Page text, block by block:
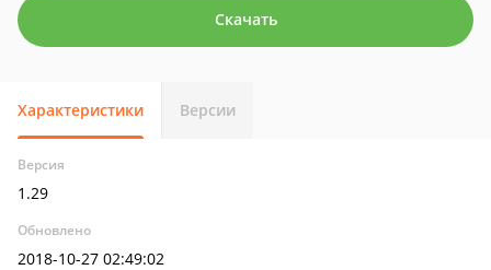
Скачать
Характеристики Версии
Версия
1.29
Обновлено
2018-10-27 02:49:02